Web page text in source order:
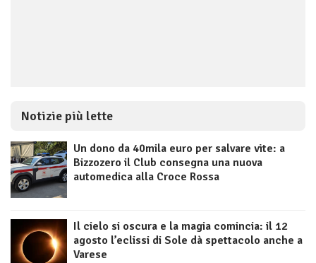
Notizie più lette
Un dono da 40mila euro per salvare vite: a
Bizzozero il Club consegna una nuova
automedica alla Croce Rossa
Il cielo si oscura e la magia comincia: il 12
agosto l’eclissi di Sole dà spettacolo anche a
Varese